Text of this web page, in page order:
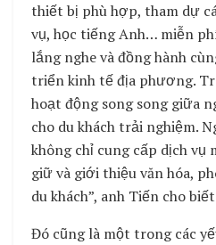
thiết bị phù hợp, tham dự
vụ, học tiếng Anh… miễn
lắng nghe và đồng hành
triển kinh tế địa phương.
hoạt động song song giữa
cho du khách trải nghiệm.
không chỉ cung cấp dịch vụ
giữ và giới thiệu văn hóa,
du khách”, anh Tiến cho
Đó cũng là một trong các